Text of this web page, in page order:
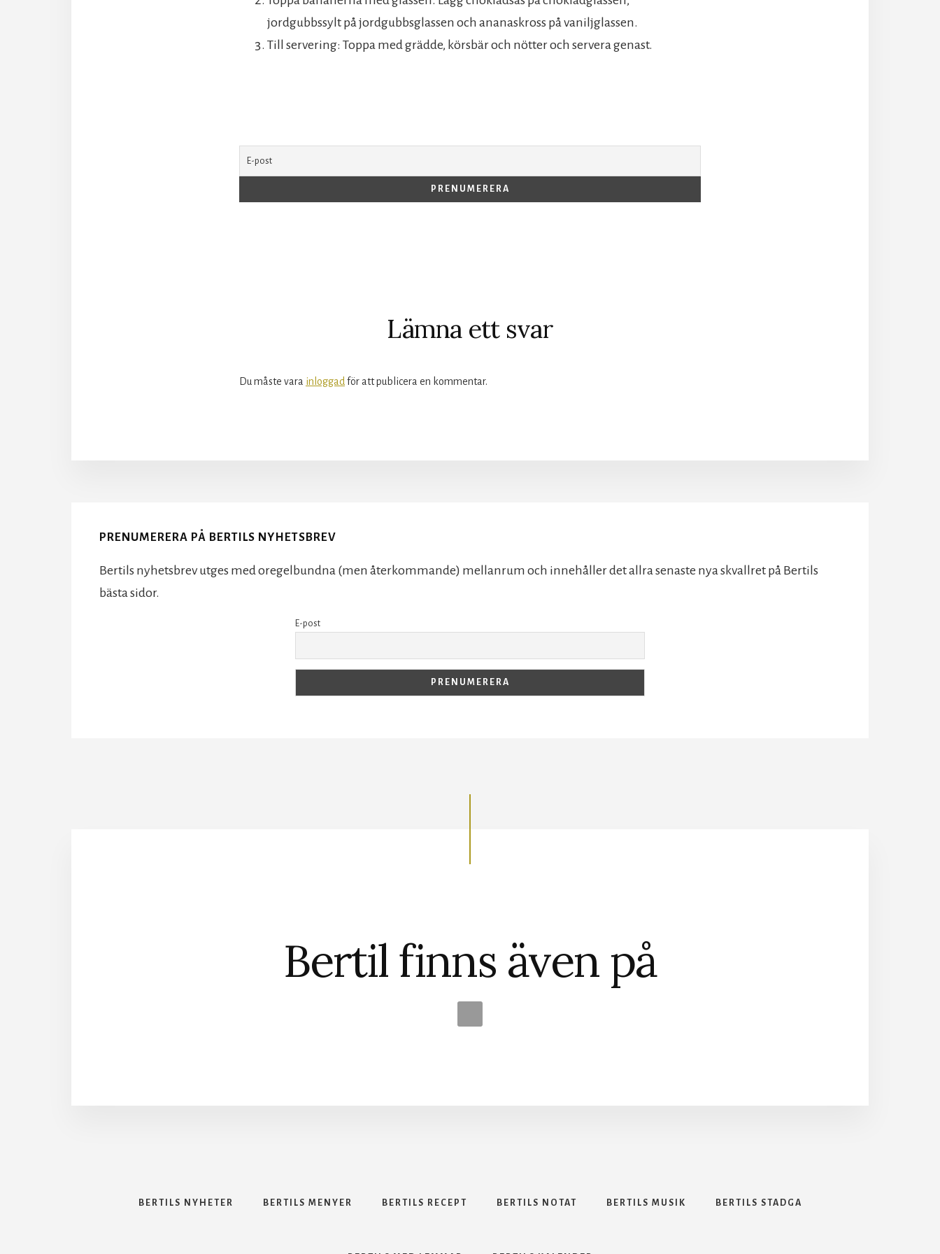
jordgubbssylt på jordgubbsglassen och ananaskross på vaniljglassen.
Till servering: Toppa med grädde, körsbär och nötter och servera genast.
Lämna ett svar
Du måste vara inloggad för att publicera en kommentar.
PRENUMERERA PÅ BERTILS NYHETSBREV
Bertils nyhetsbrev utges med oregelbundna (men återkommande) mellanrum och innehåller det allra senaste nya skvallret på Bertils
bästa sidor.
E-post
Bertil finns även på
BERTILS NYHETER BERTILS MENYER BERTILS RECEPT BERTILS NOTAT BERTILS MUSIK BERTILS STADGA